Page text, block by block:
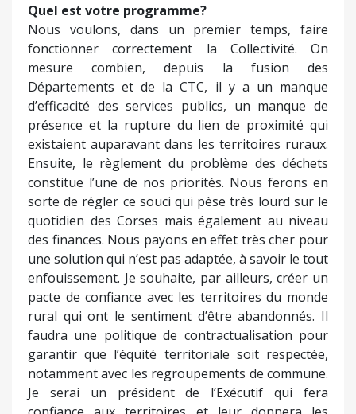
Quel est votre programme?
Nous voulons, dans un premier temps, faire
fonctionner correctement la Collectivité. On
mesure combien, depuis la fusion des
Départements et de la CTC, il y a un manque
d’efficacité des services publics, un manque de
présence et la rupture du lien de proximité qui
existaient auparavant dans les territoires ruraux.
Ensuite, le règlement du problème des déchets
constitue l’une de nos priorités. Nous ferons en
sorte de régler ce souci qui pèse très lourd sur le
quotidien des Corses mais également au niveau
des finances. Nous payons en effet très cher pour
une solution qui n’est pas adaptée, à savoir le tout
enfouissement. Je souhaite, par ailleurs, créer un
pacte de confiance avec les territoires du monde
rural qui ont le sentiment d’être abandonnés. Il
faudra une politique de contractualisation pour
garantir que l’équité territoriale soit respectée,
notamment avec les regroupements de commune.
Je serai un président de l’Exécutif qui fera